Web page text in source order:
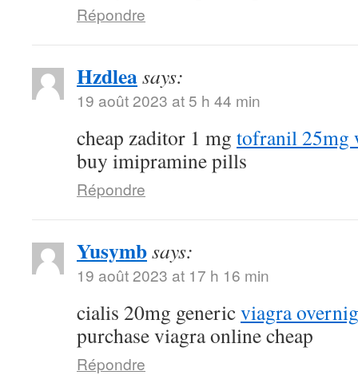
Répondre
Hzdleasays:
19 août 2023 at 5 h 44 min
cheap zaditor 1 mg tofranil 25mg
buy imipramine pills
Répondre
Yusymbsays:
19 août 2023 at 17 h 16 min
cialis 20mg genericviagra
purchase viagra online cheap
Répondre